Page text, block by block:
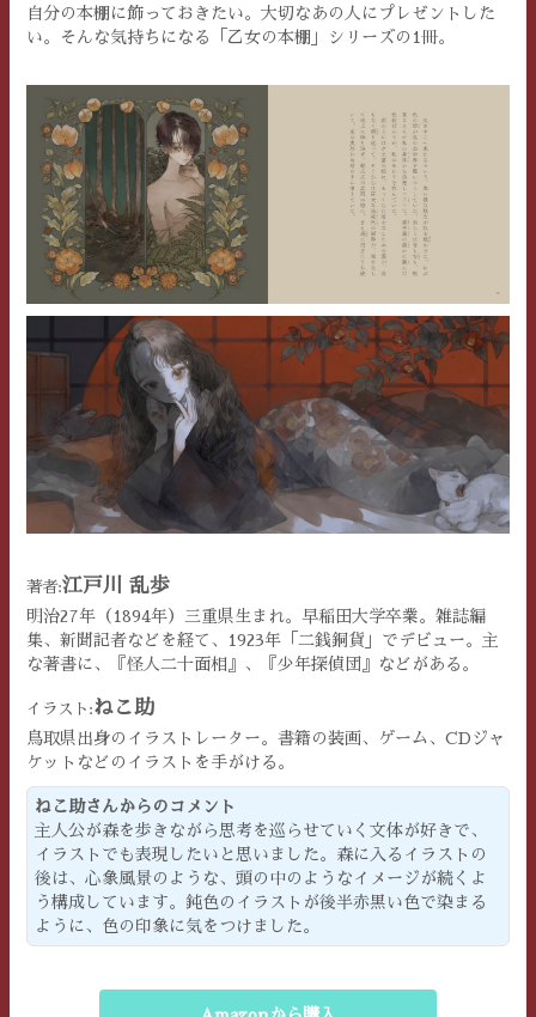
自分の本棚に飾っておきたい。大切なあの人にプレゼントした
い。そんな気持ちになる「乙女の本棚」シリーズの1冊。
著者:江戸川 乱歩
明治27年（1894年）三重県生まれ。早稲田大学卒業。雑誌編
集、新聞記者などを経て、1923年「二銭銅貨」でデビュー。主
な著書に、『怪人二十面相』、『少年探偵団』などがある。
イラスト:ねこ助
鳥取県出身のイラストレーター。書籍の装画、ゲーム、CDジャ
ケットなどのイラストを手がける。
ねこ助さんからのコメント
主人公が森を歩きながら思考を巡らせていく文体が好きで、
イラストでも表現したいと思いました。森に入るイラストの
後は、心象風景のような、頭の中のようなイメージが続くよ
う構成しています。鈍色のイラストが後半赤黒い色で染まる
ように、色の印象に気をつけました。